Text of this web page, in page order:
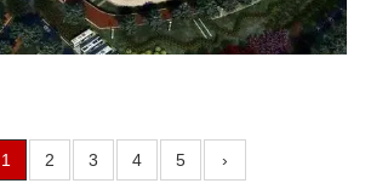
1 2 3 4 5 ›